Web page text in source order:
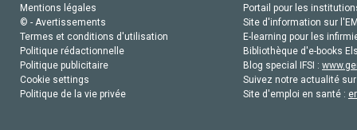
Mentions légales
© - Avertissements
Termes et conditions d'utilisation
Politique rédactionnelle
Politique publicitaire
Cookie settings
Politique de la vie privée
Portail pour les
Site d'information sur
E-learning pour les
Bibliothèque d'e-books
Blog special IFSI :
Suivez notre actualité
Site d'emploi en santé :